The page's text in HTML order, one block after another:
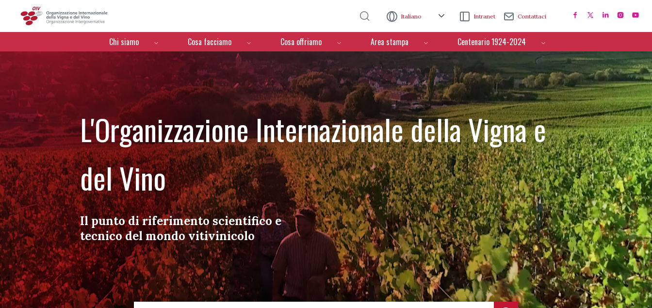
Italiano Intranet Contattaci
Menú de navegación
Chi siamo Cosa facciamo Cosa offriamo Area stampa Centenario 1924-2024
L'Organizzazione Internazionale della Vigna e
del Vino
Il punto di riferimento scientifico e
tecnico del mondo vitivinicolo